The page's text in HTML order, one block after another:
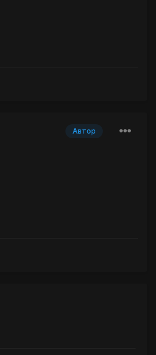
Автор